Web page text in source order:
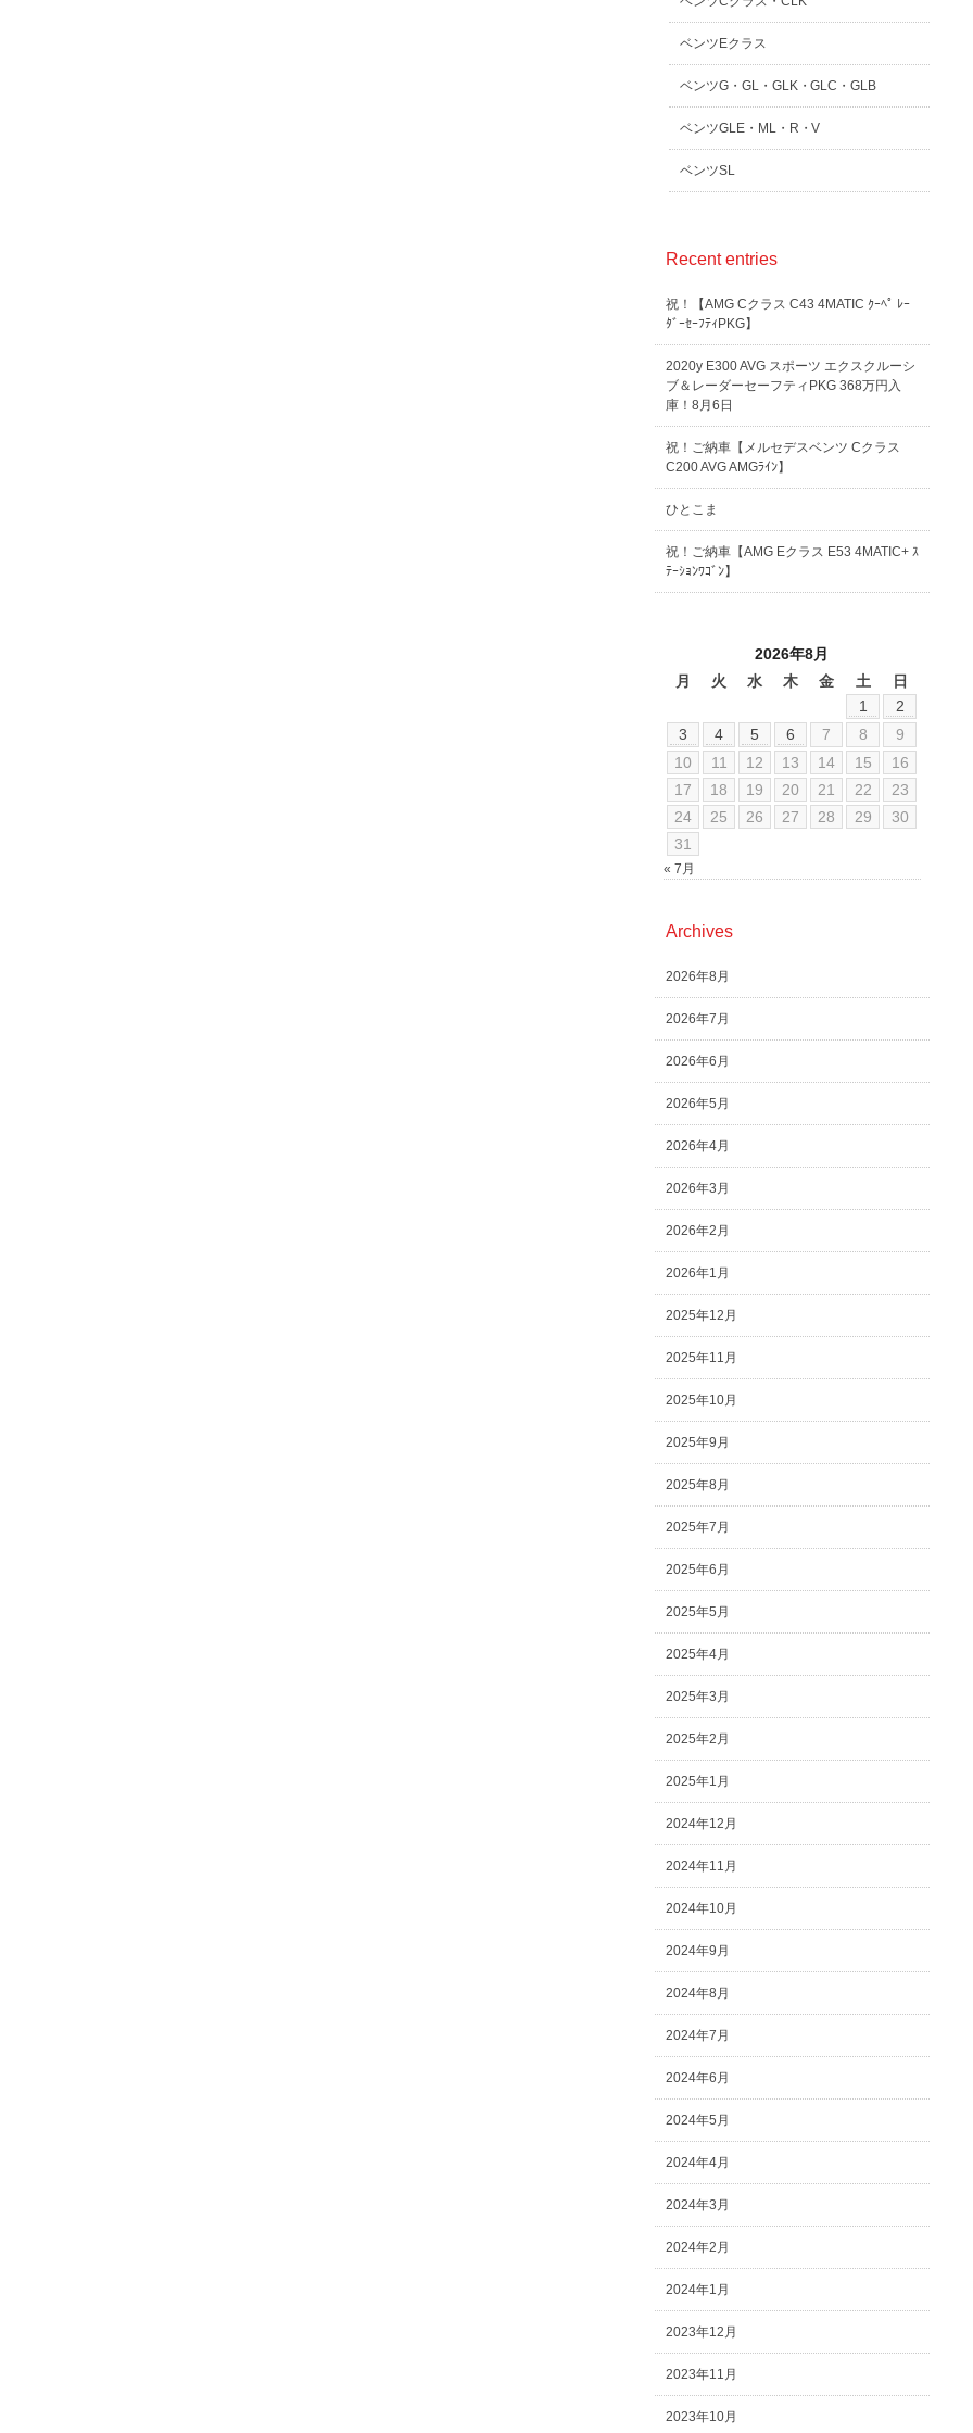
ベンツEクラス
ベンツG・GL・GLK・GLC・GLB
ベンツGLE・ML・R・V
ベンツSL
Recent entries
祝！【AMG Cクラス C43 4MATIC ｸｰﾍﾟ ﾚｰ
ﾀﾞｰｾｰﾌﾃｨPKG】
2020y E300 AVG スポーツ エクスクルーシ
ブ＆レーダーセーフティPKG 368万円入
庫！8月6日
祝！ご納車【メルセデスベンツ Cクラス
C200 AVG AMGﾗｲﾝ】
ひとこま
祝！ご納車【AMG Eクラス E53 4MATIC+ ｽ
ﾃｰｼｮﾝﾜｺﾞﾝ】
2026年8月
月
火 水 木 金 土
日
1
2
3
4 5 6 7 8
9
10
11 12 13 14 15
16
17
18 19 20 21 22
23
24
25 26 27 28 29
30
31
« 7月
Archives
2026年8月
2026年7月
2026年6月
2026年5月
2026年4月
2026年3月
2026年2月
2026年1月
2025年12月
2025年11月
2025年10月
2025年9月
2025年8月
2025年7月
2025年6月
2025年5月
2025年4月
2025年3月
2025年2月
2025年1月
2024年12月
2024年11月
2024年10月
2024年9月
2024年8月
2024年7月
2024年6月
2024年5月
2024年4月
2024年3月
2024年2月
2024年1月
2023年12月
2023年11月
2023年10月